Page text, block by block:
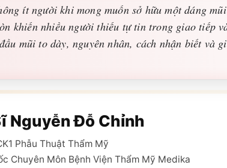
ít người khi mong muốn sở hữu một dáng
khiến nhiều người thiếu tự tin trong giao tiếp
mũi to dày, nguyên nhân, cách nhận biết
Nguyễn Đỗ Chỉnh
Phẫu Thuật Thẩm Mỹ
Chuyên Môn Bệnh Viện Thẩm Mỹ Medika